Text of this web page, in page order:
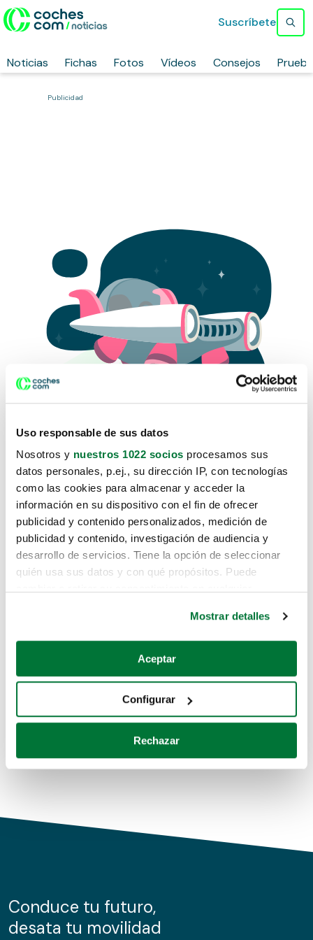
Uso responsable de sus datos
Nosotros y nuestros 1022 socios procesamos sus
datos personales, p.ej., su dirección IP, con tecnologías
como las cookies para almacenar y acceder la
información en su dispositivo con el fin de ofrecer
publicidad y contenido personalizados, medición de
publicidad y contenido, investigación de audiencia y
desarrollo de servicios. Tiene la opción de seleccionar
quién usa sus datos y con qué propósitos. Puede
Si lo permite, también quisiéramos:
Recopilar información sobre su ubicación geográfica
Identificar su dispositivo analizándolo activamente
para buscar características específicas (huellas
Obtenga más información sobre cómo se procesan sus
de cookies.
información sobre el uso que haga del sitio web con
nuestros partners de redes sociales, publicidad y análisis
Mostrar detalles
Aceptar
Configurar
Rechazar
Noticias Fichas Fotos Vídeos Consejos
Suscríbete
Publicidad
Lo sentimos, no sabemos como
te hemos traido hasta aquí.
Pero puedes encontrar el coche que estás
buscando en alguno de estos enlaces:
Coches de segunda mano
Coches de km0
Conduce tu futuro,
desata tu movilidad